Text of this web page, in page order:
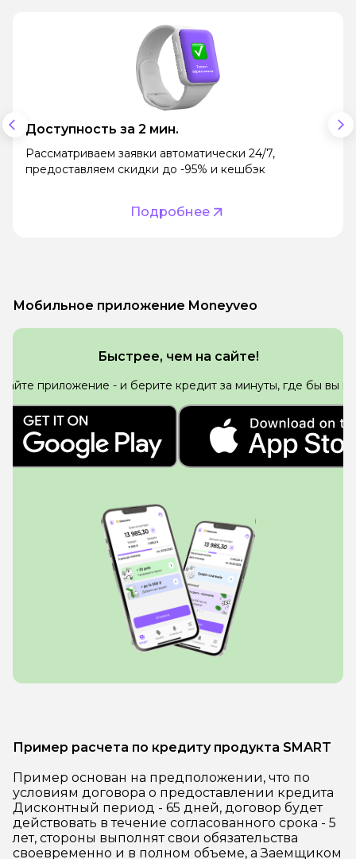
Доступность за 2 мин.
Рассматриваем заявки автоматически 24/7,
предоставляем скидки до -95% и кешбэк
Подробнее
Мобильное приложение Moneyveo
Быстрее, чем на сайте!
приложение - и берите кредит за минуты, где бы вы
Пример расчета по кредиту продукта SMART
Пример основан на предположении, что по
условиям договора о предоставлении кредита
Дисконтный период - 65 дней, договор будет
действовать в течение согласованного срока - 5
лет, стороны выполнят свои обязательства
своевременно и в полном объеме, а Заемщиком